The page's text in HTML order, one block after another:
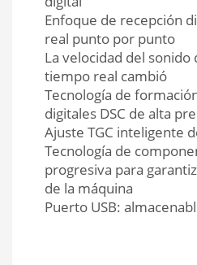
Enfoque de recepción
real punto por punto
La velocidad del sonido
tiempo real cambió
Tecnología de
digitales DSC de alta
Ajuste TGC inteligente
Tecnología de
progresiva para
de la máquina
Puerto USB: